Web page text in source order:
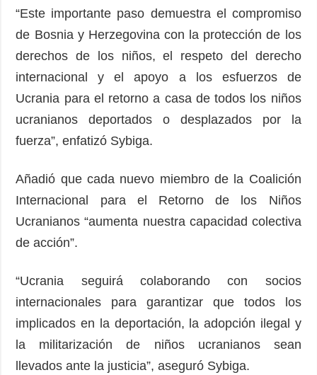
“Este importante paso demuestra el compromiso
de Bosnia y Herzegovina con la protección de los
derechos de los niños, el respeto del derecho
internacional y el apoyo a los esfuerzos de
Ucrania para el retorno a casa de todos los niños
ucranianos deportados o desplazados por la
fuerza”, enfatizó Sybiga.
Añadió que cada nuevo miembro de la Coalición
Internacional para el Retorno de los Niños
Ucranianos “aumenta nuestra capacidad colectiva
de acción”.
“Ucrania seguirá colaborando con socios
internacionales para garantizar que todos los
implicados en la deportación, la adopción ilegal y
la militarización de niños ucranianos sean
llevados ante la justicia”, aseguró Sybiga.